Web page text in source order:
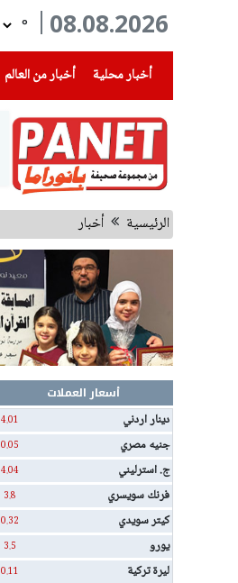
08.08.2026
°
أخبار محلية
(current) أخبار من العالم
الرئيسية أخبار
أسعار العملات
دينار اردني
4.01
جنيه مصري 0.05
ج. استرليني 4.04
فرنك سويسري 3.8
كيتر سويدي 0.32
يورو 3.5
ليرة تركية 0.11